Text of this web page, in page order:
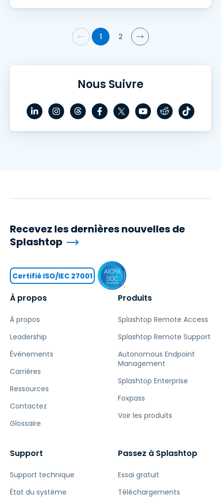
1 2
Nous Suivre
À propos
À propos
Leadership
Événements
Carrières
Ressources
Contactez
Glossaire
Produits
Splashtop Remote Access
Splashtop Remote Support
Autonomous Endpoint
Management
Splashtop Enterprise
Foxpass
Voir les produits
Support
Support technique
État du système
Passez à Splashtop
Essai gratuit
Téléchargements
Recevez les dernières nouvelles de
Splashtop
Certifié ISO/IEC 27001